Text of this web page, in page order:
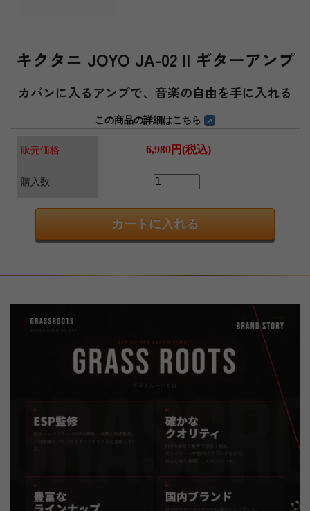
キクタニ JOYO JA-02 II ギターアンプ
カバンに入るアンプで、音楽の自由を手に入れる
この商品の詳細はこちら
販売価格 6,980円(税込)
購入数